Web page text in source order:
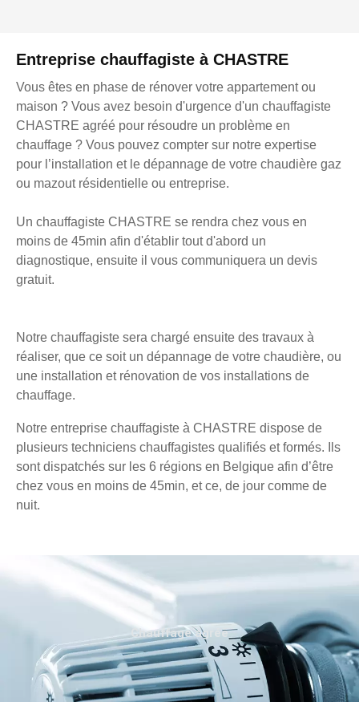
Entreprise chauffagiste à CHASTRE
Vous êtes en phase de rénover votre appartement ou
maison ? Vous avez besoin d'urgence d'un chauffagiste
CHASTRE agréé pour résoudre un problème en
chauffage ? Vous pouvez compter sur notre expertise
pour l’installation et le dépannage de votre chaudière gaz
ou mazout résidentielle ou entreprise.
Un chauffagiste CHASTRE se rendra chez vous en
moins de 45min afin d'établir tout d'abord un
diagnostique, ensuite il vous communiquera un devis
gratuit.
Notre chauffagiste sera chargé ensuite des travaux à
réaliser, que ce soit un dépannage de votre chaudière, ou
une installation et rénovation de vos installations de
chauffage.
Notre entreprise chauffagiste à CHASTRE dispose de
plusieurs techniciens chauffagistes qualifiés et formés. Ils
sont dispatchés sur les 6 régions en Belgique afin d’être
chez vous en moins de 45min, et ce, de jour comme de
nuit.
Chauffage agréé